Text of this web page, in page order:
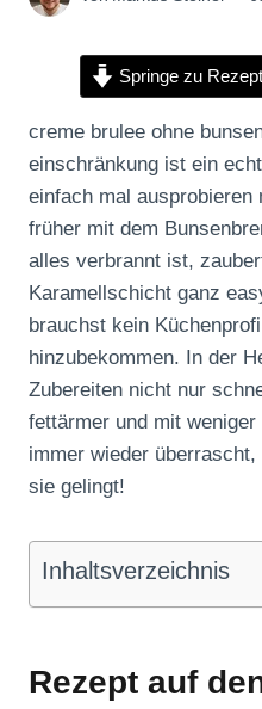
Springe zu Rezept
creme brulee ohne
einschränkung ist ein
einfach mal ausprobieren
früher mit dem
alles verbrannt ist,
Karamellschicht ganz
brauchst kein
hinzubekommen. In der
Zubereiten nicht nur
fettärmer und mit
immer wieder
sie gelingt!
Inhaltsverzeichnis
Rezept auf